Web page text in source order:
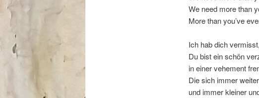
We need more than
More than you’ve
Ich hab dich
Du bist ein schön
in einer vehement
Die sich immer
und immer kleiner